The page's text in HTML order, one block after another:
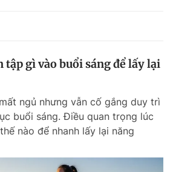
tập gì vào buổi sáng để lấy lại
ngủ nhưng vẫn cố gắng duy trì
buổi sáng. Điều quan trọng lúc
nào để nhanh lấy lại năng